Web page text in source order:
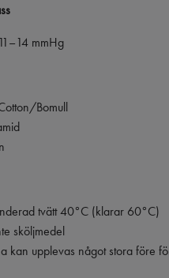
mmHg
Bomull
tvätt 40°C (klarar 60°C)
sköljmedel
kan upplevas något stora före